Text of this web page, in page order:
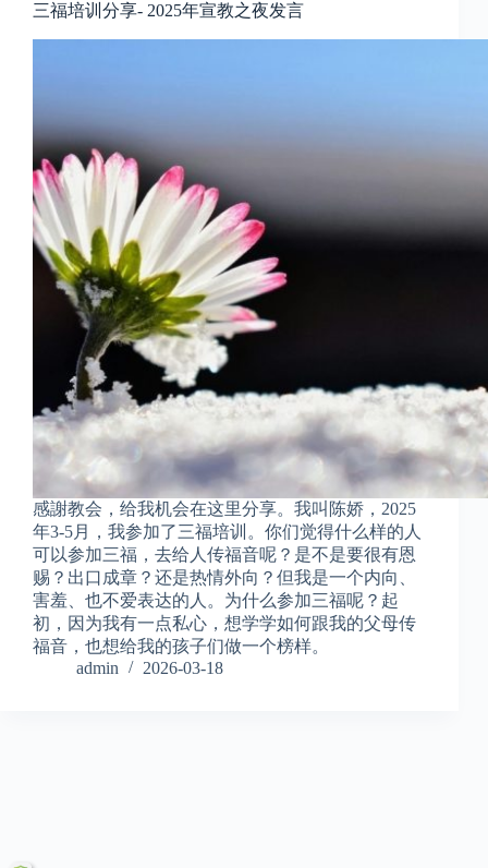
三福培训分享- 2025年宣教之夜发言
感謝教会，给我机会在这里分享。我叫陈娇，2025
年3-5月，我参加了三福培训。你们觉得什么样的人
可以参加三福，去给人传福音呢？是不是要很有恩
赐？出口成章？还是热情外向？但我是一个内向、
害羞、也不爱表达的人。为什么参加三福呢？起
初，因为我有一点私心，想学学如何跟我的父母传
福音，也想给我的孩子们做一个榜样。
admin
2026-03-18